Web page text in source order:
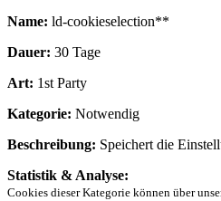
Name: ld-cookieselection**
Dauer: 30 Tage
Art: 1st Party
Kategorie: Notwendig
Beschreibung: Speichert die
Statistik & Analyse:
Cookies dieser Kategorie können über